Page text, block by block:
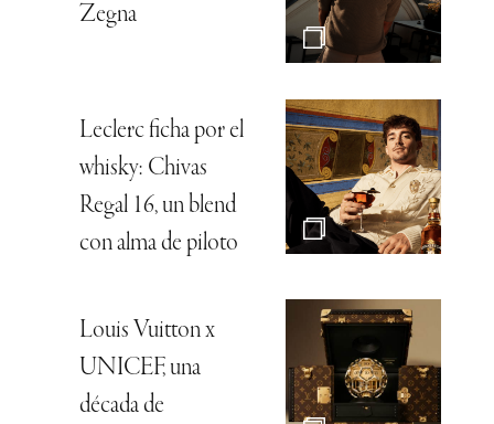
Zegna
Leclerc ficha por el
whisky: Chivas
Regal 16, un blend
con alma de piloto
Louis Vuitton x
UNICEF, una
década de